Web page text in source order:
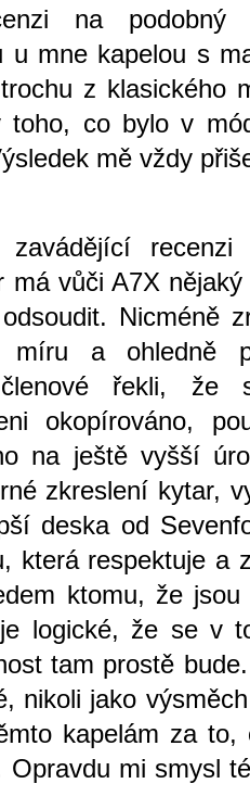
na podobný
u mne kapelou s
z klasického
toho, co bylo v
mě vždy
má vůči A7X
Nicméně
a ohledně
členové řekli, že
okopírováno,
na ještě vyšší
zkreslení kytar,
deska od
která respektuje a
ktomu, že
logické, že se v
tam prostě
nikoli jako
kapelám za
Opravdu mi smysl